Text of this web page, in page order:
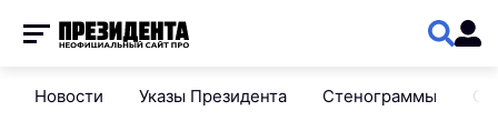
Новости Указы Президента Стенограммы